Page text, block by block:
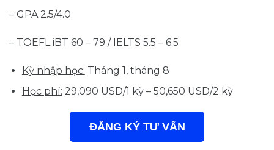
– GPA 2.5/4.0
– TOEFL iBT 60 – 79 / IELTS 5.5 – 6.5
Kỳ nhập học: Tháng 1, tháng 8
Học phí: 29,090 USD/1 kỳ – 50,650 USD/2 kỳ
ĐĂNG KÝ TƯ VẤN